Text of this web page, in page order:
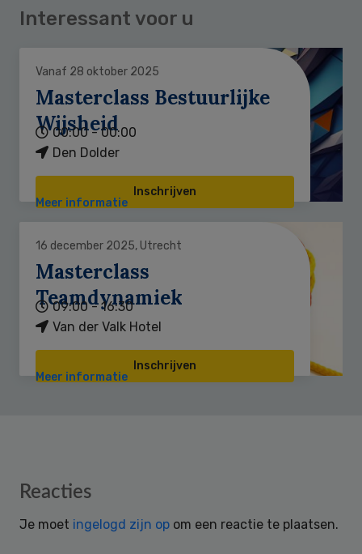
Interessant voor u
Vanaf 28 oktober 2025
Masterclass Bestuurlijke
Wijsheid
00:00 - 00:00
Den Dolder
Inschrijven
Meer informatie
16 december 2025, Utrecht
Masterclass
Teamdynamiek
09:00 - 16:30
Van der Valk Hotel
Inschrijven
Meer informatie
Reader
Reacties
Je moet ingelogd zijn op om een reactie te plaatsen.